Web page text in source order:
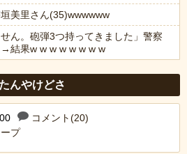
美里さん(35)wwwwww
ん。砲弾3つ持ってきました」警察
→結果w w w w w w w w
んやけどさ
コメント(20)
プ